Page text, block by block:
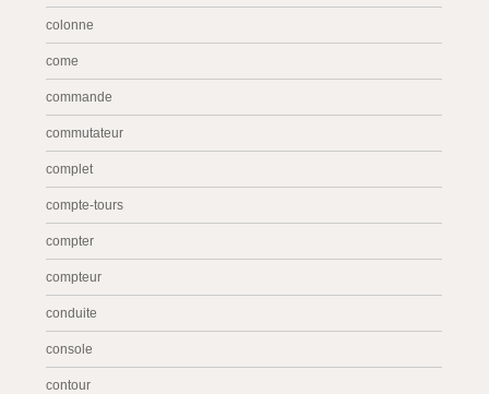
colonne
come
commande
commutateur
complet
compte-tours
compter
compteur
conduite
console
contour